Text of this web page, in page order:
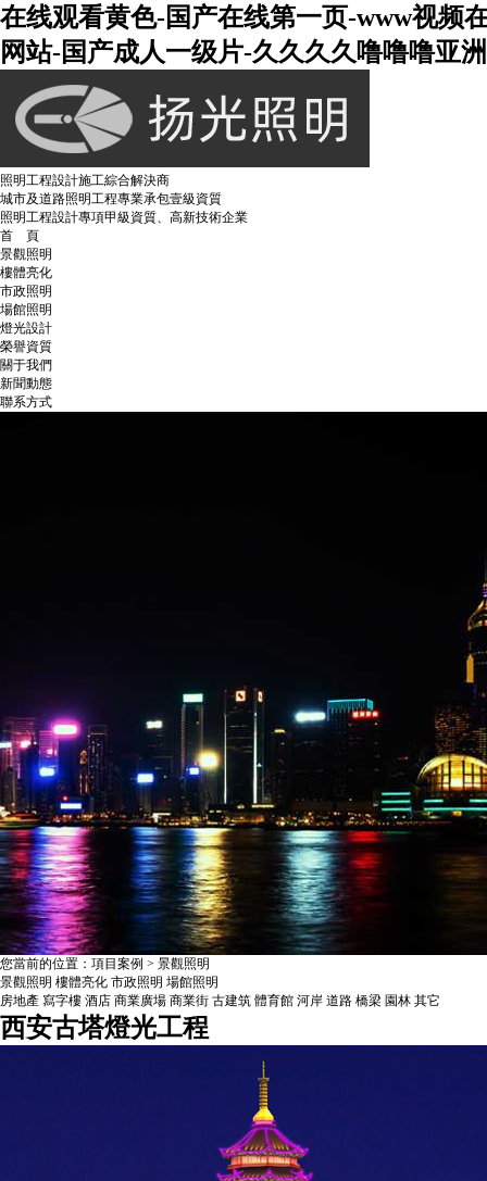
在线观看黄色-国产在线第一页-www视频
网站-国产成人一级片-久久久久噜噜噜亚
照明工程設計施工綜合解決商
城市及道路照明工程專業承包壹級資質
照明工程設計專項甲級資質、高新技術企業
首 頁
景觀照明
樓體亮化
市政照明
場館照明
燈光設計
榮譽資質
關于我們
新聞動態
聯系方式
您當前的位置：項目案例 > 景觀照明
景觀照明 樓體亮化 市政照明 場館照明
房地產 寫字樓 酒店 商業廣場 商業街 古建筑 體育館 河岸 道路 橋梁 園林 其它
西安古塔燈光工程